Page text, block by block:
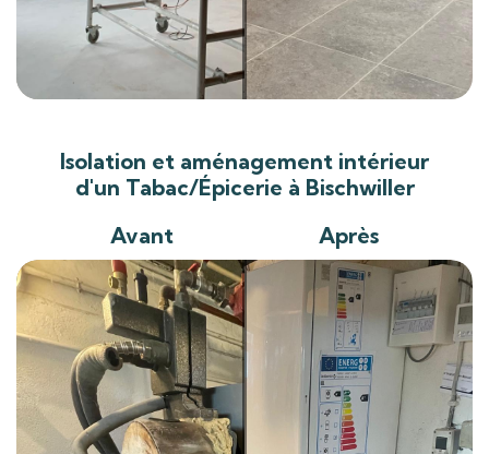
Isolation et aménagement intérieur
d'un Tabac/Épicerie à Bischwiller
Avant
Après